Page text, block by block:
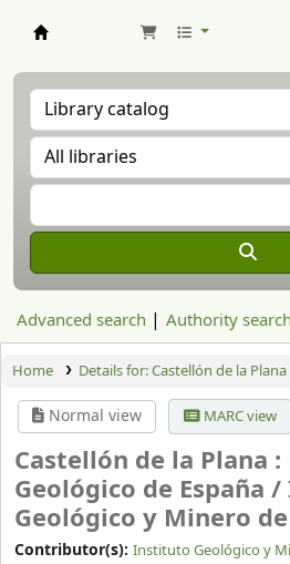
Advanced search Authority search
Home Details for:Castellón de la
Normal view MARC view
Castellón de la Plana :
Geológico de España /
Geológico y Minero de
Contributor(s): Instituto Geológico y